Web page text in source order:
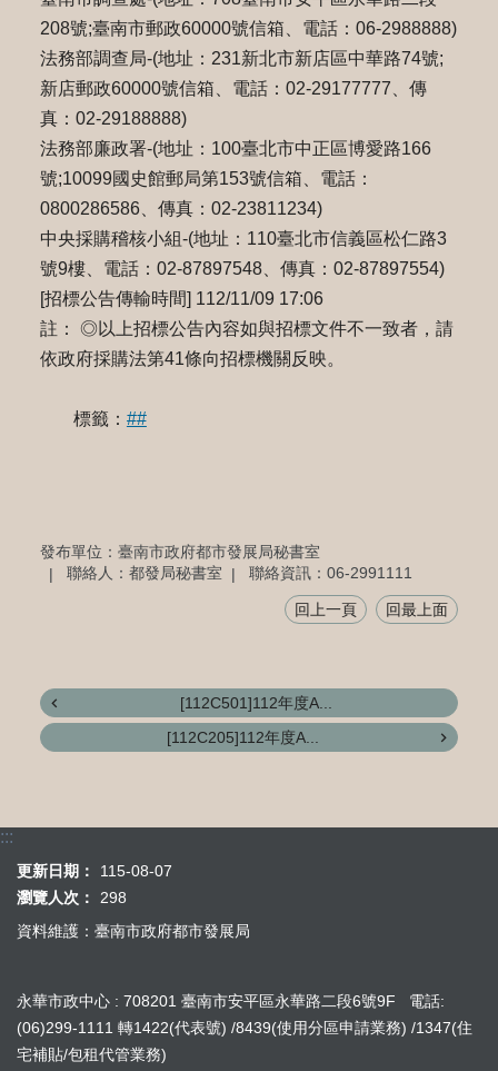
208號;臺南市郵政60000號信箱、電話：06-2988888)
法務部調查局-(地址：231新北市新店區中華路74號;
新店郵政60000號信箱、電話：02-29177777、傳
真：02-29188888)
法務部廉政署-(地址：100臺北市中正區博愛路166
號;10099國史館郵局第153號信箱、電話：
0800286586、傳真：02-23811234)
中央採購稽核小組-(地址：110臺北市信義區松仁路3
號9樓、電話：02-87897548、傳真：02-87897554)
[招標公告傳輸時間] 112/11/09 17:06
註： ◎以上招標公告內容如與招標文件不一致者，請
依政府採購法第41條向招標機關反映。
標籤： ##
發布單位：臺南市政府都市發展局秘書室
聯絡人：都發局秘書室
聯絡資訊：06-2991111
回上一頁 回最上面
[112C501]112年度A...
[112C205]112年度A...
:::
更新日期：
115-08-07
瀏覽人次：
298
資料維護：臺南市政府都市發展局
永華市政中心 : 708201 臺南市安平區永華路二段6號9F 電話:
(06)299-1111 轉1422(代表號) /8439(使用分區申請業務) /1347(住
宅補貼/包租代管業務)